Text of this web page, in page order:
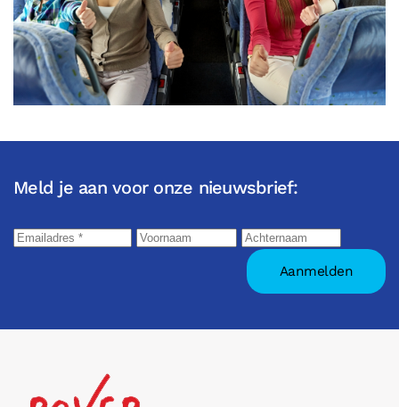
Meld je aan voor onze nieuwsbrief: